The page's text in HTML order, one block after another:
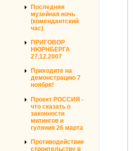
Последняя
музейная ночь
(комендантский
час)
ПРИГОВОР
НЮРНБЕРГА
27.12.2007
Приходите на
демонстрацию 7
ноября!
Проект РОССИЯ -
что сказать о
законности
митингов и
гуляния 26 марта
Противодействие
строительству в